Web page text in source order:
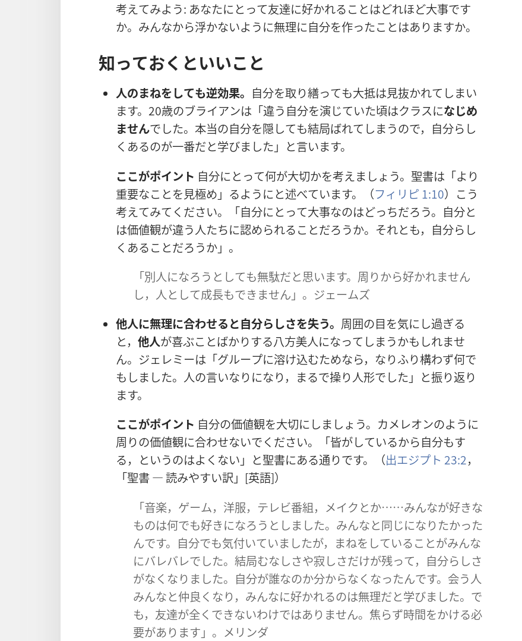
考えてみよう: あなたにとって友達に好かれることはどれほど大事です
か。みんなから浮かないように無理に自分を作ったことはありますか。
知っておくといいこと
人のまねをしても逆効果。 自分を取り繕っても大抵は見抜かれてしまい
ます。20歳のブライアンは「違う 自分を演じていた頃はクラスになじめ
ませんでした。 本当の自分を隠しても結局ばれてしまうので， 自分らし
くあるのが一番だと学びました」と言います。
ここがポイント 自分にとって何が大切かを考えましょう。 聖書は「より
重要なことを見極め」るようにと述べています。（フィリピ 1:10）こう
考えてみてください。「自分にとって大事なのはどっちだろう。 自分と
は価値観が違う人たちに認められることだろうか。それとも， 自分らし
くあることだろうか」。
「別人になろうとしても無駄だと思います。 周 りから好かれません
し， 人として成長もできません」。ジェームズ
他人に無理に合わせると自分らしさを失う。 周囲の目を気にし過ぎる
と， 他人が喜ぶことばかりする八方美人になってしまうかもしれませ
ん。ジェレミーは「グループに溶け込むためなら，なりふり構わず何で
もしました。 人の言いなりになり，まるで操り人形でした」と振り返り
ます。
ここがポイント 自分の価値観を大切にしましょう。カメレオンのように
周 りの価値観に合わせないでください。「皆がしているから自分もす
る，というのはよくない」と聖書にある通りです。（出エジプト 23:2，
「聖書―読みやすい訳 」[英語]）
「音楽，ゲーム， 洋服，テレビ番組，メイクとか……みんなが好きな
ものは何でも好きになろうとしました。みんなと同じになりたかった
んです。 自分でも気付いていましたが，まねをしていることがみんな
にバレバレでした。 結局むなしさや寂しさだけが残って， 自分らしさ
がなくなりました。 自分が誰なのか分からなくなったんです。 会う人
みんなと仲良 くなり，みんなに好かれるのは無理だと学びました。で
も， 友達が全くできないわけではありません。 焦らず時間をかける必
要があります」。メリンダ